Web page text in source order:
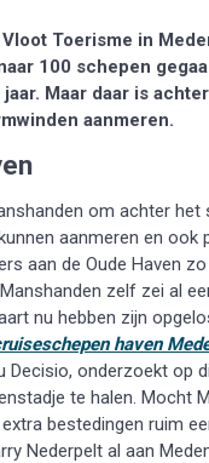
Vloot Toerisme in
100 schepen
Maar daar is
aanmeren.
om achter
aanmeren en
aan de Oude Haven
zelf zei al
nu hebben zijn
haven
Decisio, onderzoekt
te halen. Mocht
bestedingen ruim
Nederpelt al aan